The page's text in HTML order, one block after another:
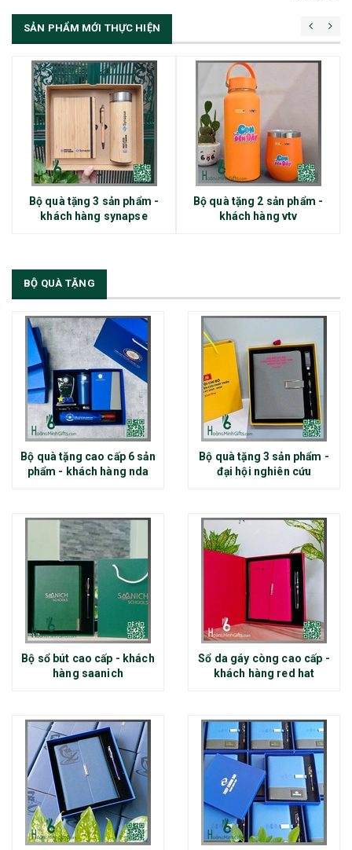
SẢN PHẨM MỚI THỰC HIỆN
Bộ quà tặng 3 sản phẩm -
khách hàng synapse
Bộ quà tặng 2 sản phẩm -
khách hàng vtv
BỘ QUÀ TẶNG
Bộ quà tặng cao cấp 6 sản
phẩm - khách hàng nda
Bộ quà tặng 3 sản phẩm -
đại hội nghiên cứu
Bộ sổ bút cao cấp - khách
hàng saanich
Sổ da gáy còng cao cấp -
khách hàng red hat